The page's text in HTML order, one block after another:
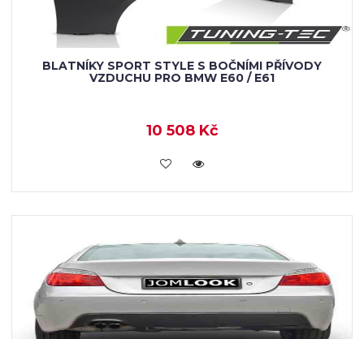
BLATNÍKY SPORT STYLE S BOČNÍMI PŘÍVODY
VZDUCHU PRO BMW E60 / E61
10 508 Kč
KOUPIT